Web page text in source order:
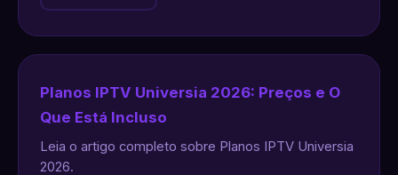
Planos IPTV Universia 2026: Preços e O
Que Está Incluso
Leia o artigo completo sobre Planos IPTV Universia
2026.